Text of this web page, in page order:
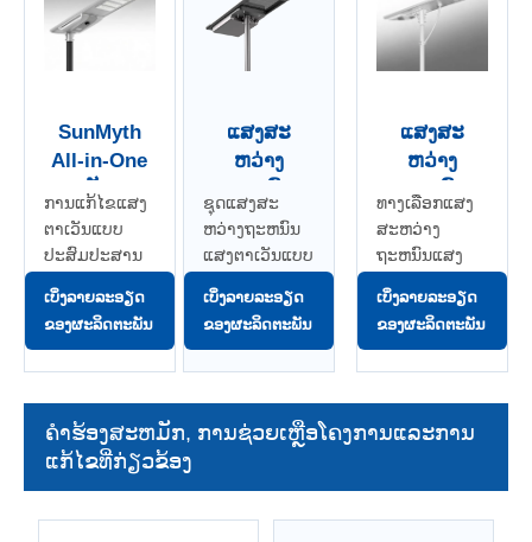
SunMyth
All-in-One
ພະລັງງານ
ແສງຕາເວັນ
Street
Light
ການແກ້ໄຂແສງ
ຕາເວັນແບບ
ປະສົມປະສານ
ສໍາລັບຖະຫນົນ
ຫົນທາງໃນ
ກາງແຈ້ງ
ທາງການຄ້າ.
ເບິ່ງລາຍລະອຽດ
ຂອງຜະລິດຕະພັນ
ແສງສະ
ຫວ່າງ
ພະລັງງານ
ແສງຕາເວັນ
Solara All-
in-One
ຊຸດແສງສະ
ຫວ່າງຖະຫນົນ
ແສງຕາເວັນແບບ
ຖືກອອກແບບມາ
ສໍາລັບການຕິດ
ສະເພາະ
ເບິ່ງລາຍລະອຽດ
ຂອງຜະລິດຕະພັນ
ແສງສະ
ຫວ່າງ
ຖະຫນົນ
ພະລັງງານ
ແສງອາທິດ
LunaRay
All-in-One
ທາງເລືອກແສງ
ສະຫວ່າງ
ຖະຫນົນແສງ
ປັບປຸງສໍາລັບ
ເສັ້ນທາງ, ສວນ
ຕາຂ່າຍໄຟຟ້າ
ເບິ່ງລາຍລະອຽດ
ຂອງຜະລິດຕະພັນ
ຄໍາ​ຮ້ອງ​ສະ​ຫມັກ​, ການ​ຊ່ວຍ​ເຫຼືອ​ໂຄງ​ການ​ແລະ​ການ​
ແກ້​ໄຂ​ທີ່​ກ່ຽວ​ຂ້ອງ​